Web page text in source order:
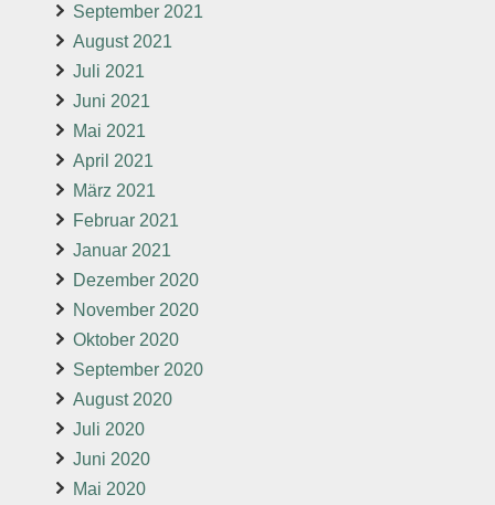
September 2021
August 2021
Juli 2021
Juni 2021
Mai 2021
April 2021
März 2021
Februar 2021
Januar 2021
Dezember 2020
November 2020
Oktober 2020
September 2020
August 2020
Juli 2020
Juni 2020
Mai 2020